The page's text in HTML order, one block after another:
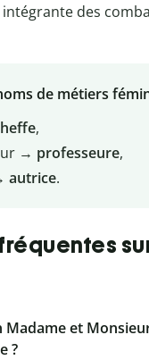
des
de métiers
,
→ professeure,
autrice.
Madame et
?